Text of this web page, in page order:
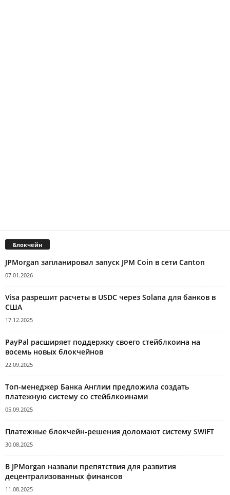
Блокчейн
JPMorgan запланировал запуск JPM Coin в сети Canton
07.01.2026
Visa разрешит расчеты в USDC через Solana для банков в
США
17.12.2025
PayPal расширяет поддержку своего стейблкоина на
восемь новых блокчейнов
22.09.2025
Топ-менеджер Банка Англии предложила создать
платежную систему со стейблкоинами
05.09.2025
Платежные блокчейн-решения доломают систему SWIFT
30.08.2025
В JPMorgan назвали препятствия для развития
децентрализованных финансов
11.08.2025